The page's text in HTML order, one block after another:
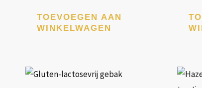
TOEVOEGEN AAN
WINKELWAGEN